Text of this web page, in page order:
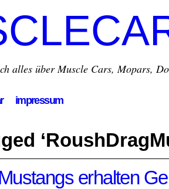
alles über Muscle Cars, Mopars,
impressum
erhalten